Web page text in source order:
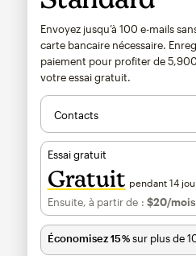
Envoyez jusqu’à 100 e-mails
carte bancaire nécessaire.
paiement pour profiter de5,900
votre essai gratuit.
Contacts
Essai gratuit
Gratuit pendant 14
Ensuite, à partir de : $20/
Économisez 15 %sur plus de